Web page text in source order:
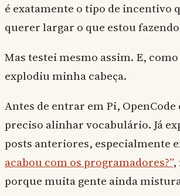
é exatamente o tipo de incentivo
querer largar o que estou
Mas testei mesmo assim. E,
explodiu minha cabeça.
Antes de entrar em Pi, OpenCode
preciso alinhar vocabulário. Já
posts anteriores, especialmente
acabou com os programadores?”,
porque muita gente ainda